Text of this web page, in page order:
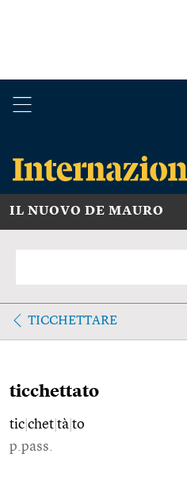
IL NUOVO DE MAURO
TICCHETTARE
ticchettato
tic chet tà to
p.pass.